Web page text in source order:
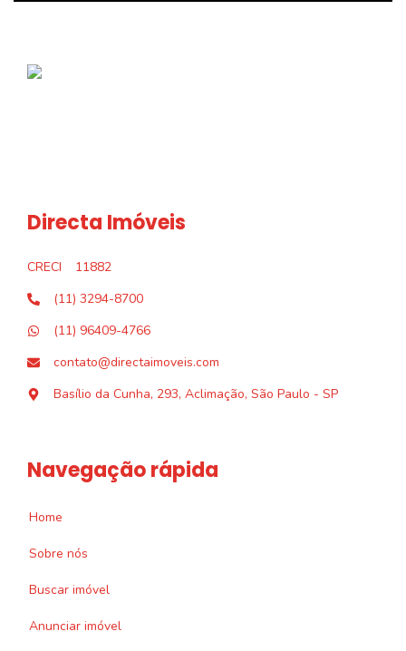
Directa Imóveis
CRECI
11882
(11) 3294-8700
(11) 96409-4766
contato@directaimoveis.com
Basílio da Cunha, 293, Aclimação, São Paulo - SP
Navegação rápida
Home
Sobre nós
Buscar imóvel
Anunciar imóvel